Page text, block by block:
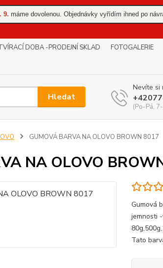
9. máme dovolenou. Objednávky vyřídím ihned po
DOBA -PRODEJNÍ SKLAD
FOTOGALERIE
Hledat
Nevíte si
(Po-Pá,
GUMOVÁ BARVA NA OLOVO BROWN 8017
NA OLOVO
Gumová
jemnosti
Tato